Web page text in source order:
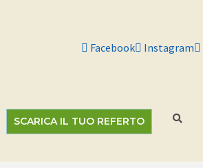
Facebook Instagram
SCARICA IL TUO REFERTO